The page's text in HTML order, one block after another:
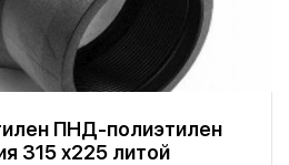
ПНД-полиэтилен
315 х225 литой